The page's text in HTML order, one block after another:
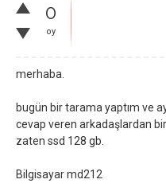
0
oy
merhaba.
bugün bir tarama yaptım ve
cevap veren arkadaşlardan
zaten ssd 128 gb.
Bilgisayar md212